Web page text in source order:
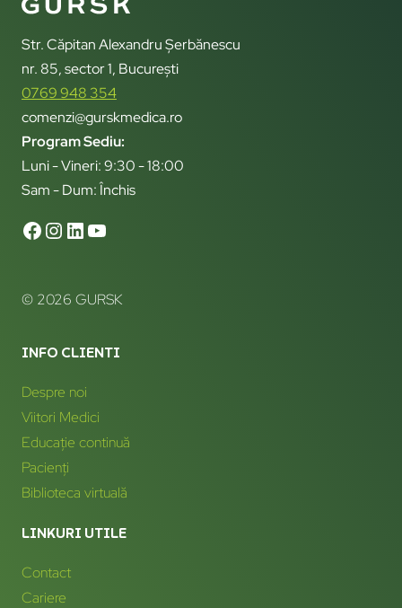
Str. Căpitan Alexandru Șerbănescu
nr. 85, sector 1, București
0769 948 354
comenzi@gurskmedica.ro
Program Sediu:
Luni - Vineri: 9:30 - 18:00
Sam - Dum: Închis
© 2026 GURSK
INFO CLIENTI
Despre noi
Viitori Medici
Educație continuă
Pacienți
Biblioteca virtuală
LINKURI UTILE
Contact
Cariere